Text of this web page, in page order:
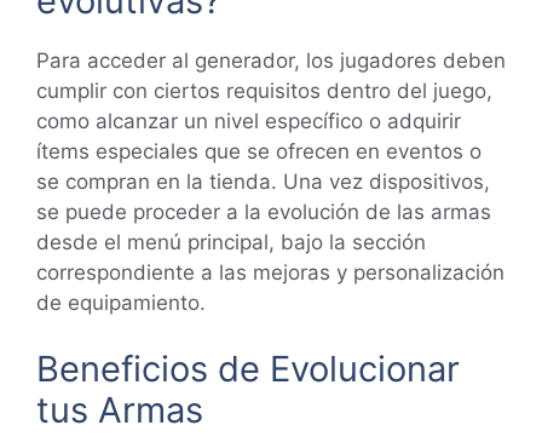
Para acceder al generador, los jugadores deben
cumplir con ciertos requisitos dentro del juego,
como alcanzar un nivel específico o adquirir
ítems especiales que se ofrecen en eventos o
se compran en la tienda. Una vez dispositivos,
se puede proceder a la evolución de las armas
desde el menú principal, bajo la sección
correspondiente a las mejoras y personalización
de equipamiento.
Beneficios de Evolucionar
tus Armas